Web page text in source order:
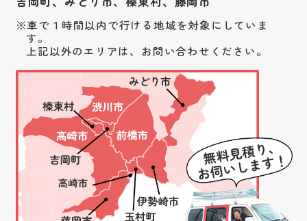
車で１時間以内で行ける地域を対象にしていま
す。
上記以外のエリアは、お問い合わせください。